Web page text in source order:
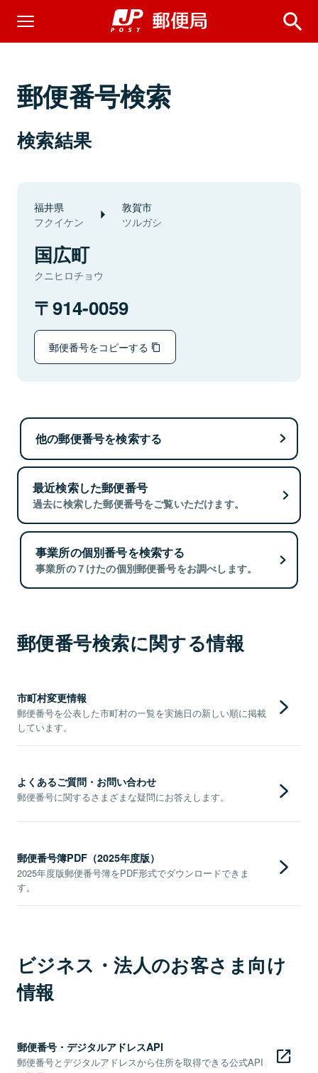
郵便番号検索
検索結果
福井県
フクイケン
敦賀市
ツルガシ
国広町
クニヒロチョウ
914-0059
郵便番号をコピーする
他の郵便番号を検索する
最近検索した郵便番号
過去に検索した郵便番号をご覧いただけます。
事業所の個別番号を検索する
事業所の７けたの個別郵便番号をお調べします。
郵便番号検索に関する情報
市町村変更情報
郵便番号を公表した市町村の一覧を実施日の新しい順に掲載
しています。
よくあるご質問・お問い合わせ
郵便番号に関するさまざまな疑問にお答えします。
郵便番号簿PDF（2025年度版）
2025年度版郵便番号簿をPDF形式でダウンロードできま
す。
ビジネス・法人のお客さま向け
情報
郵便番号・デジタルアドレスAPI
郵便番号とデジタルアドレスから住所を取得できる公式API